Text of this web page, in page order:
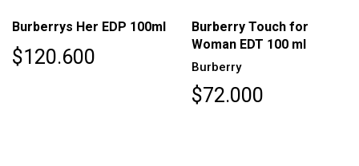
Burberrys Her EDP 100ml
$120.600
Burberry Touch for
Woman EDT 100 ml
Burberry
$72.000